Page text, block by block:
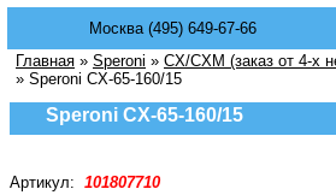
Москва (495) 649-67-66
Главная » Speroni » CX/CXM (заказ от 4-х
» Speroni CX-65-160/15
Speroni CX-65-160/15
Артикул: 101807710